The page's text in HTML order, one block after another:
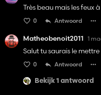
Très beau mais les feux
0 Antwoord
Matheobenoit2011 1
Salut tu saurais le
0 Antwoord
Bekijk 1 antwoord